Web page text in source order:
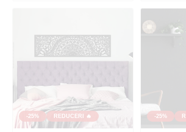
placă din fibre de lemn cu densitate mare
prin presarea fibrelor de lemn și a rășinii
Materialul este
solid (grosime 3 mm),
. Datorită rezistenței,
-25% REDUCERI 🔥 -25%